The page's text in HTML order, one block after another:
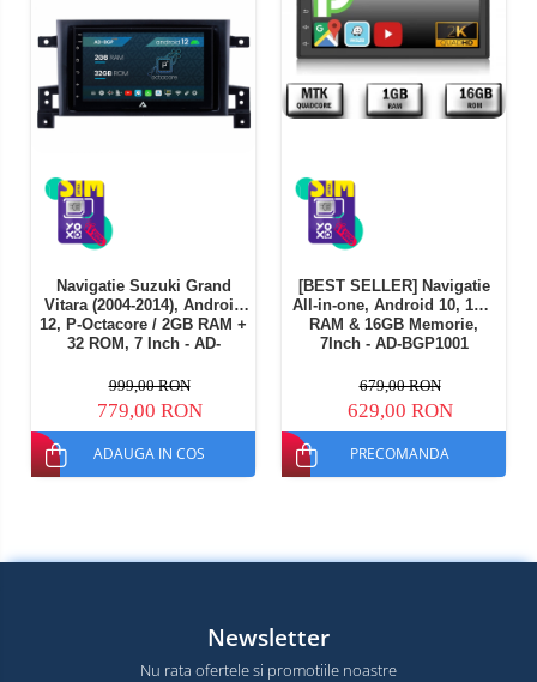
Navigatie Suzuki Grand
Vitara (2004-2014), Android
12, P-Octacore / 2GB RAM +
32 ROM, 7 Inch - AD-
BGRSU0122DIN
999,00 RON
779,00 RON
ADAUGA IN COS
[BEST SELLER] Navigatie
All-in-one, Android 10, 1GB
RAM & 16GB Memorie,
7Inch - AD-BGP1001
679,00 RON
629,00 RON
PRECOMANDA
Newsletter
Nu rata ofertele si promotiile noastre